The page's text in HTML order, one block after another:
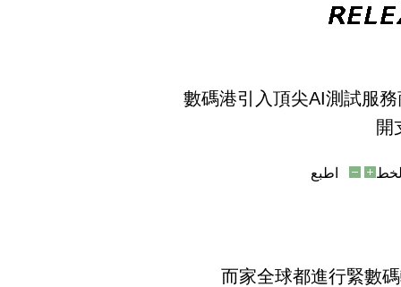
數碼港引入頂尖AI測試服
開
اطبع
而家全球都進行緊數